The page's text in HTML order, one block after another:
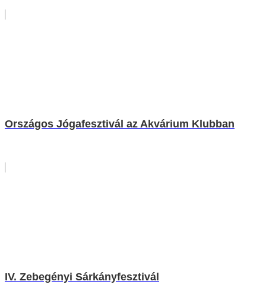
Országos Jógafesztivál az Akvárium Klubban
IV. Zebegényi Sárkányfesztivál